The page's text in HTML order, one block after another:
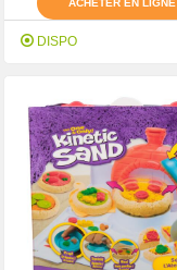
ACHETER EN LIGNE
DISPO